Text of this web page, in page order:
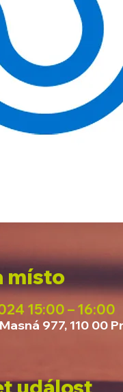
místo
15:00 – 16:00
977, 110 00